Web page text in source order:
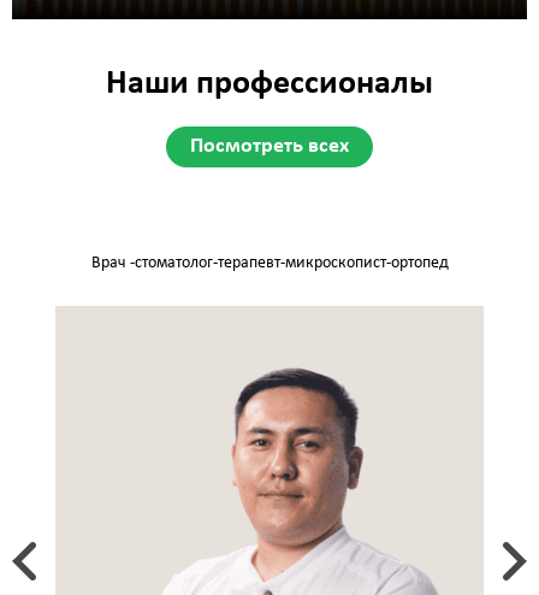
Наши профессионалы
Посмотреть всех
Врач -стоматолог-терапевт-микроскопист-ортопед